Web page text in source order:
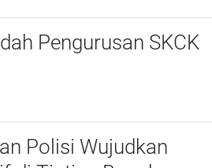
Pengurusan SKCK
Polisi Wujudkan